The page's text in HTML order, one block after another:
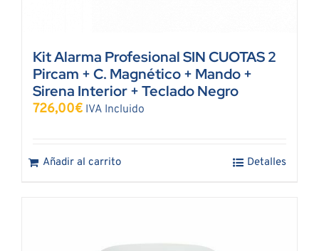
Kit Alarma Profesional SIN CUOTAS 2
Pircam + C. Magnético + Mando +
Sirena Interior + Teclado Negro
726,00€ IVA Incluido
Añadir al carrito Detalles